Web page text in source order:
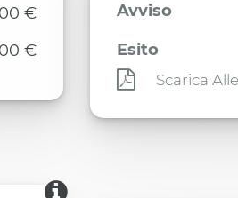
€
€
Avviso
Esito
Scarica